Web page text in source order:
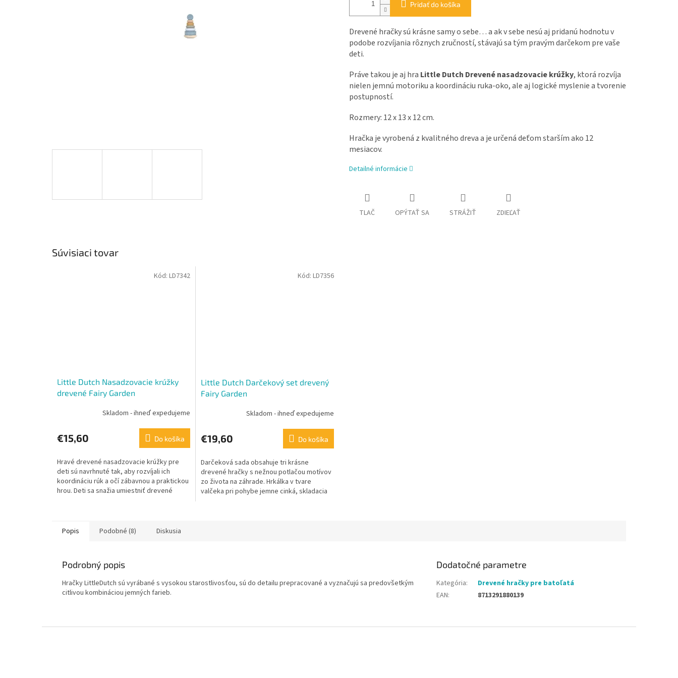
Pridať do košíka
Drevené hračky sú krásne samy o sebe… a ak v sebe nesú aj pridanú hodnotu v
podobe rozvíjania rôznych zručností, stávajú sa tým pravým darčekom pre vaše
deti.
Práve takou je aj hra Little Dutch Drevené nasadzovacie krúžky, ktorá rozvíja
nielen jemnú motoriku a koordináciu ruka-oko, ale aj logické myslenie a tvorenie
postupností.
Rozmery: 12 x 13 x 12 cm.
Hračka je vyrobená z kvalitného dreva a je určená deťom starším ako 12
mesiacov.
Detailné informácie
TLAČ OPÝTAŤ SA STRÁŽIŤ ZDIEĽAŤ
Súvisiaci tovar
Little Dutch Nasadzovacie krúžky
drevené Fairy Garden
Skladom - ihneď expedujeme
€15,60 Do košíka
Hravé drevené nasadzovacie krúžky pre
deti sú navrhnuté tak, aby rozvíjali ich
koordináciu rúk a očí zábavnou a praktickou
hrou. Deti sa snažia umiestniť drevené
Kód: LD7342
Little Dutch Darčekový set drevený
Fairy Garden
Skladom - ihneď expedujeme
€19,60 Do košíka
Darčeková sada obsahuje tri krásne
drevené hračky s nežnou potlačou motívov
zo života na záhrade. Hrkálka v tvare
valčeka pri pohybe jemne cinká, skladacia
Kód: LD7356
Popis Podobné (8) Diskusia
Podrobný popis
​Hračky LittleDutch sú vyrábané s vysokou starostlivosťou, sú do detailu prepracované a vyznačujú sa predovšetkým
Dodatočné parametre
Kategória:
Drevené hračky pre batoľatá
EAN: 8713291880139